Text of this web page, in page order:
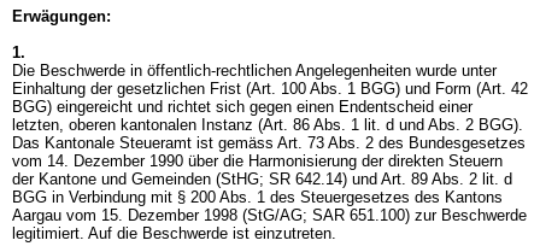
Erwägungen:
1.
Die Beschwerde in öffentlich-rechtlichen Angelegenheiten wurde unter
Einhaltung der gesetzlichen Frist (Art. 100 Abs. 1 BGG) und Form (Art. 42
BGG) eingereicht und richtet sich gegen einen Endentscheid einer
letzten, oberen kantonalen Instanz (Art. 86 Abs. 1 lit. d und Abs. 2 BGG).
Das Kantonale Steueramt ist gemäss Art. 73 Abs. 2 des Bundesgesetzes
vom 14. Dezember 1990 über die Harmonisierung der direkten Steuern
der Kantone und Gemeinden (StHG; SR 642.14) und Art. 89 Abs. 2 lit. d
BGG in Verbindung mit § 200 Abs. 1 des Steuergesetzes des Kantons
Aargau vom 15. Dezember 1998 (StG/AG; SAR 651.100) zur Beschwerde
legitimiert. Auf die Beschwerde ist einzutreten.